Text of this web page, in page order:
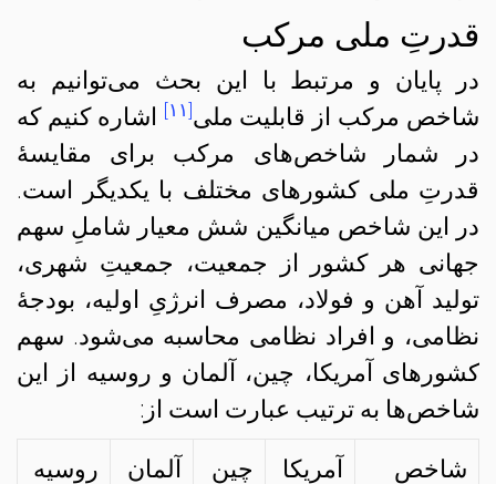
قدرتِ ملی مرکب
در پایان و مرتبط با این بحث می‌توانیم به
شاخص مرکب از قابلیت ملی[۱۱] اشاره کنیم که
در شمار شاخص‌های مرکب برای مقایسهٔ
قدرتِ ملی کشورهای مختلف با یکدیگر است.
در این شاخص میانگین شش معیار شاملِ سهم
جهانی هر کشور از جمعیت، جمعیتِ شهری،
تولید آهن و فولاد، مصرف انرژیِ اولیه، بودجهٔ
نظامی، و افراد نظامی محاسبه می‌شود. سهم
کشورهای آمریکا، چین، آلمان و روسیه از این
شاخص‌ها به ترتیب عبارت است از:
شاخص
آمریکا چین آلمان روسیه